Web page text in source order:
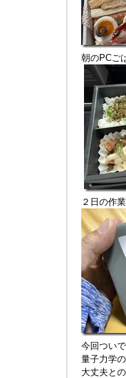
朝のPCご
２日の作
今回つい
量子力学
大丈夫と